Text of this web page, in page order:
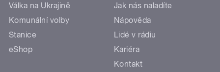
Válka na Ukrajině
Komunální volby
Stanice
eShop
Jak nás naladíte
Nápověda
Lidé v rádiu
Kariéra
Kontakt